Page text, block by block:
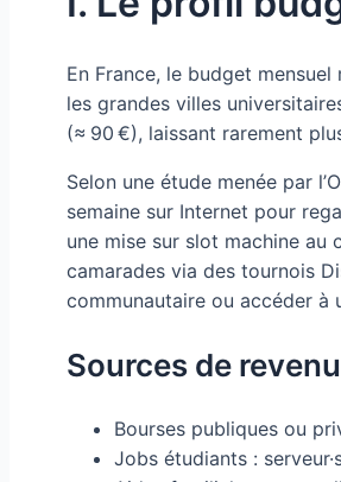
En France, le budget
les grandes villes
(≈ 90 €), laissant rarement
Selon une étude menée par
semaine sur Internet pour
une mise sur slot machine
camarades via des tournois
communautaire ou accéder à
Sources de
Bourses publiques ou
Jobs étudiants :